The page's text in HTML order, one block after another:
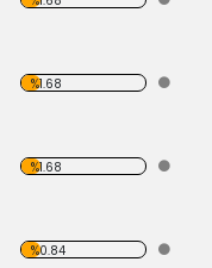
%1.68
%1.68
%0.84